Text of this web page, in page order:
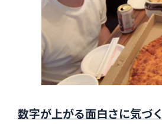
数字が上がる面白さに気づく